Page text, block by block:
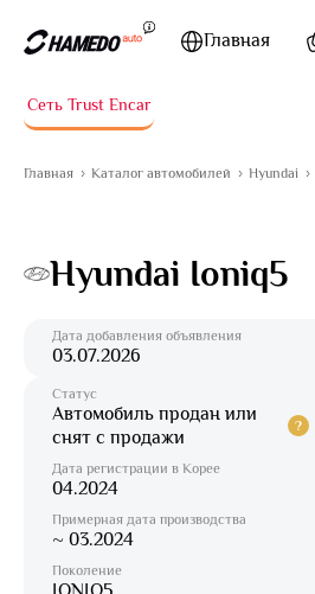
Главная
Сеть Trust Encar
Главная Каталог автомобилей Hyundai
Hyundai Ioniq5
Дата добавления объявления
03.07.2026
Статус
Автомобиль продан или
снят с продажи
?
Дата регистрации в Корее
04.2024
Примерная дата производства
~ 03.2024
Поколение